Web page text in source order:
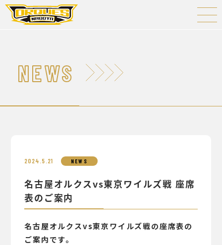
NEWS
2024.5.21 NEWS
名古屋オルクスvs東京ワイルズ戦 座席
表のご案内
名古屋オルクスvs東京ワイルズ戦の座席表の
ご案内です。